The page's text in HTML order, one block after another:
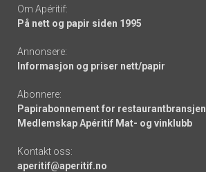
Om Apéritif:
På nett og papir siden 1995
Annonsere:
Informasjon og priser nett/papir
Abonnere:
Papirabonnement for restaurantbransjen
Medlemskap Apéritif Mat- og vinklubb
Kontakt oss:
aperitif@aperitif.no